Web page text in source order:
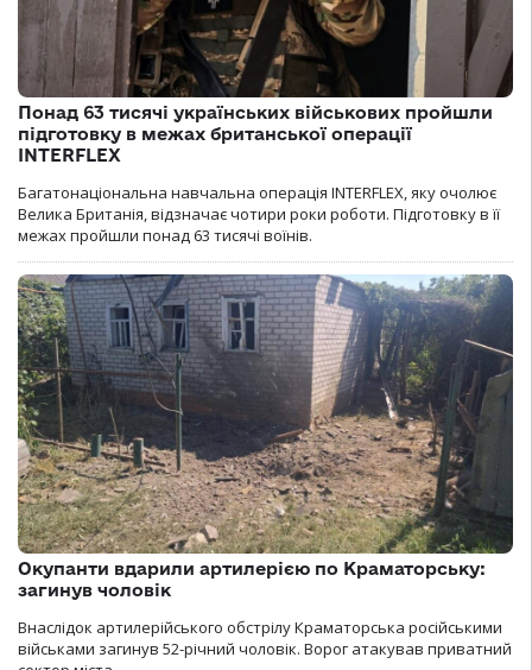
Понад 63 тисячі українських військових пройшли
підготовку в межах британської операції
INTERFLEX
Багатонаціональна навчальна операція INTERFLEX, яку очолює
Велика Британія, відзначає чотири роки роботи. Підготовку в її
межах пройшли понад 63 тисячі воїнів.
Окупанти вдарили артилерією по Краматорську:
загинув чоловік
Внаслідок артилерійського обстрілу Краматорська російськими
військами загинув 52-річний чоловік. Ворог атакував приватний